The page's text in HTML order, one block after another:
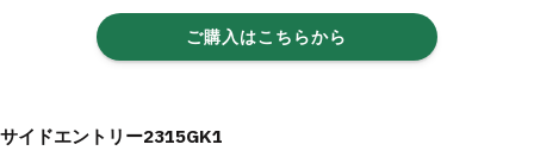
ご購入はこちらから
サイドエントリー2315GK1